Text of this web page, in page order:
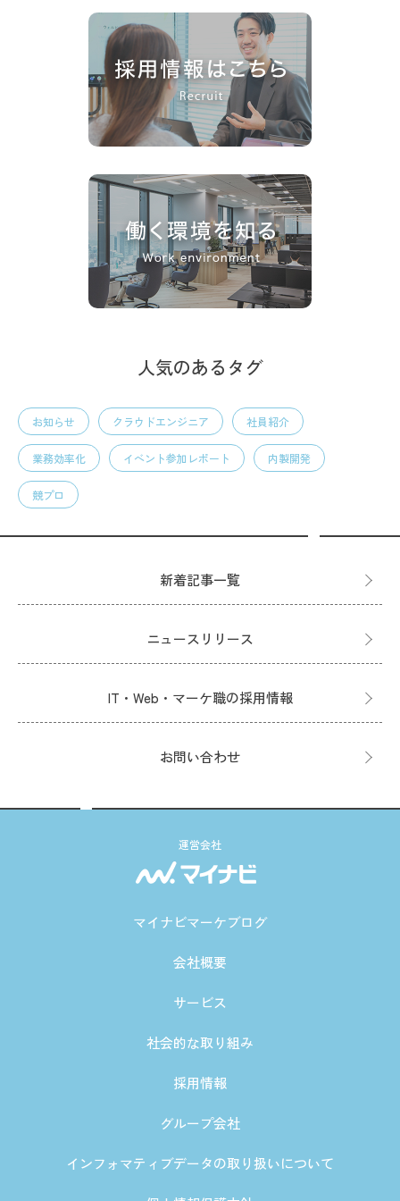
人気のあるタグ
お知らせ クラウドエンジニア 社員紹介
業務効率化 イベント参加レポート 内製開発
競プロ
新着記事一覧
ニュースリリース
IT・Web・マーケ職の採用情報
お問い合わせ
運営会社
マイナビマーケブログ
会社概要
サービス
社会的な取り組み
採用情報
グループ会社
インフォマティブデータの取り扱いについて